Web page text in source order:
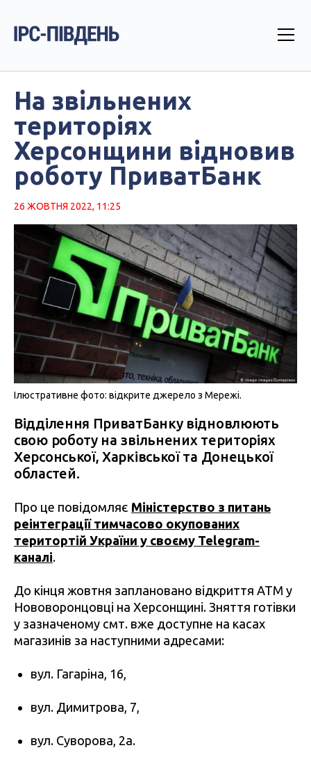
На звільнених
територіях
Херсонщини відновив
роботу ПриватБанк
26 ЖОВТНЯ 2022, 11:25
Ілюстративне фото: відкрите джерело з Мережі.
Відділення ПриватБанку відновлюють
свою роботу на звільнених територіях
Херсонської, Харківської та Донецької
областей.
Про це повідомляє Міністерство з питань
реінтеграції тимчасово окупованих
територтій України у своєму Telegram-
каналі.
До кінця жовтня заплановано відкриття АТМ у
Нововоронцовці на Херсонщині. Зняття готівки
у зазначеному смт. вже доступне на касах
магазинів за наступними адресами:
вул. Гагаріна, 16,
вул. Димитрова, 7,
вул. Суворова, 2а.